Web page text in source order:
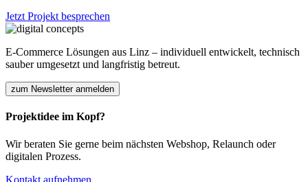
Jetzt Projekt besprechen
E-Commerce Lösungen aus Linz – individuell entwickelt, technisch
sauber umgesetzt und langfristig betreut.
zum Newsletter anmelden
Projektidee im Kopf?
Wir beraten Sie gerne beim nächsten Webshop, Relaunch oder
digitalen Prozess.
Kontakt aufnehmen